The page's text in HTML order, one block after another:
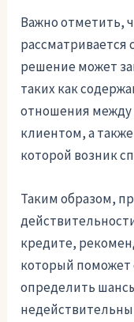
Важно отметить,
решение может
таких как
отношения между
клиентом, а
которой возник
Таким образом,
кредите,
который поможет
определить